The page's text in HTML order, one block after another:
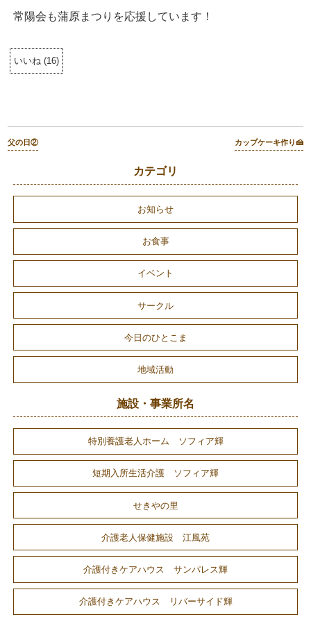
常陽会も蒲原まつりを応援しています！
いいね (16)
父の日② カップケーキ作り🍰
カテゴリ
お知らせ
お食事
イベント
サークル
今日のひとこま
地域活動
施設・事業所名
特別養護老人ホーム ソフィア輝
短期入所生活介護 ソフィア輝
せきやの里
介護老人保健施設 江風苑
介護付きケアハウス サンパレス輝
介護付きケアハウス リバーサイド輝